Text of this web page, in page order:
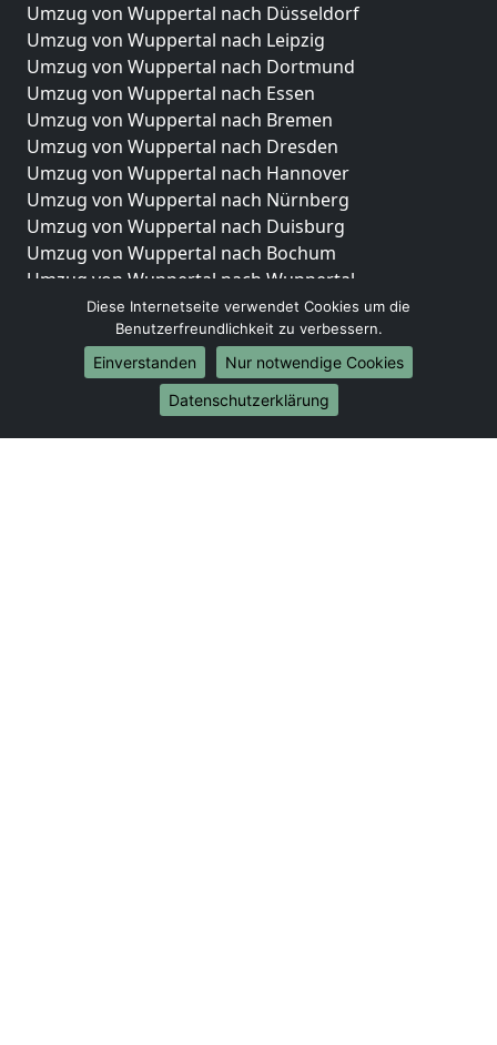
Umzug von Wuppertal nach Düsseldorf
Umzug von Wuppertal nach Leipzig
Umzug von Wuppertal nach Dortmund
Umzug von Wuppertal nach Essen
Umzug von Wuppertal nach Bremen
Umzug von Wuppertal nach Dresden
Umzug von Wuppertal nach Hannover
Umzug von Wuppertal nach Nürnberg
Umzug von Wuppertal nach Duisburg
Umzug von Wuppertal nach Bochum
Umzug von Wuppertal nach Wuppertal
Umzug von Wuppertal nach Bielefeld
Umzug von Wuppertal nach Bonn
Umzug von Wuppertal nach Münster
Internationale-Umzüge
Umzug von Wuppertal nach Brasilien
Diese Internetseite verwendet Cookies um die
Benutzerfreundlichkeit zu verbessern.
Einverstanden
Nur notwendige Cookies
Datenschutzerklärung